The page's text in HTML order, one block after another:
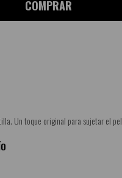
COMPRAR
Un toque original para sujetar el